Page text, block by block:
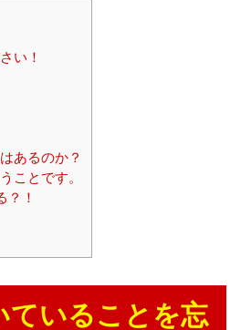
い！
あるのか？
ことです。
？！
ていることを忘